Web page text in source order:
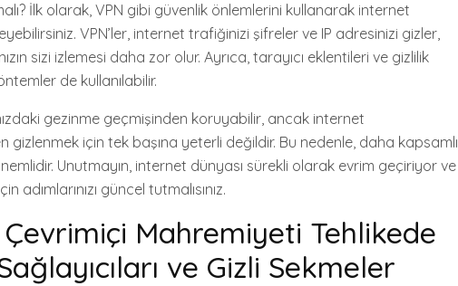
İlk olarak, VPN gibi güvenlik önlemlerini kullanarak internet
VPN’ler, internet trafiğinizi şifreler ve IP adresinizi gizler,
sizi izlemesi daha zor olur. Ayrıca, tarayıcı eklentileri ve gizlilik
de kullanılabilir.
gezinme geçmişinden koruyabilir, ancak internet
gizlenmek için tek başına yeterli değildir. Bu nedenle, daha kapsamlı
Unutmayın, internet dünyası sürekli olarak evrim geçiriyor ve
adımlarınızı güncel tutmalısınız.
Çevrimiçi Mahremiyeti Tehlikede
ve Gizli Sekmeler